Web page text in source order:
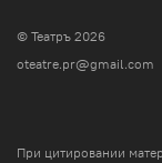
© Театръ 2026
oteatre.pr@gmail.com
При цитировании